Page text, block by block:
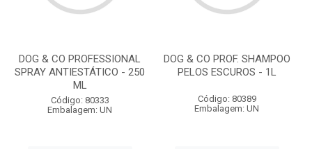
DOG & CO PROFESSIONAL
SPRAY ANTIESTÁTICO - 250
ML
Código: 80333
Embalagem: UN
DOG & CO PROF. SHAMPOO
PELOS ESCUROS - 1L
Código: 80389
Embalagem: UN